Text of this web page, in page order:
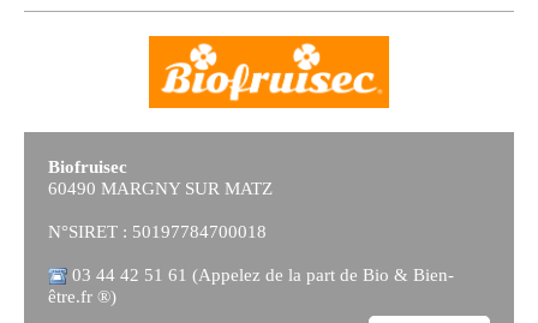
Biofruisec
60490 MARGNY SUR MATZ
N°SIRET : 50197784700018
03 44 42 51 61 (Appelez de la part de Bio & Bien-
être.fr ®)